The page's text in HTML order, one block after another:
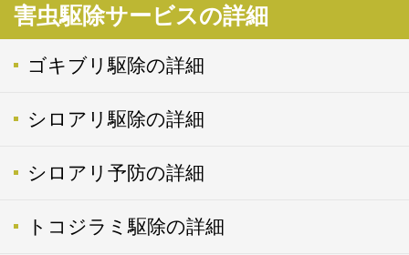
害虫駆除サービスの詳細
ゴキブリ駆除の詳細
シロアリ駆除の詳細
シロアリ予防の詳細
トコジラミ駆除の詳細